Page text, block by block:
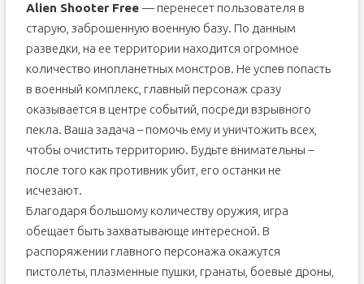
Alien Shooter Free — перенесет пользователя в
старую, заброшенную военную базу. По данным
разведки, на ее территории находится огромное
количество инопланетных монстров. Не успев попасть
в военный комплекс, главный персонаж сразу
оказывается в центре событий, посреди взрывного
пекла. Ваша задача – помочь ему и уничтожить всех,
чтобы очистить территорию. Будьте внимательны –
после того как противник убит, его останки не
исчезают.
Благодаря большому количеству оружия, игра
обещает быть захватывающе интересной. В
распоряжении главного персонажа окажутся
пистолеты, плазменные пушки, гранаты, боевые дроны,